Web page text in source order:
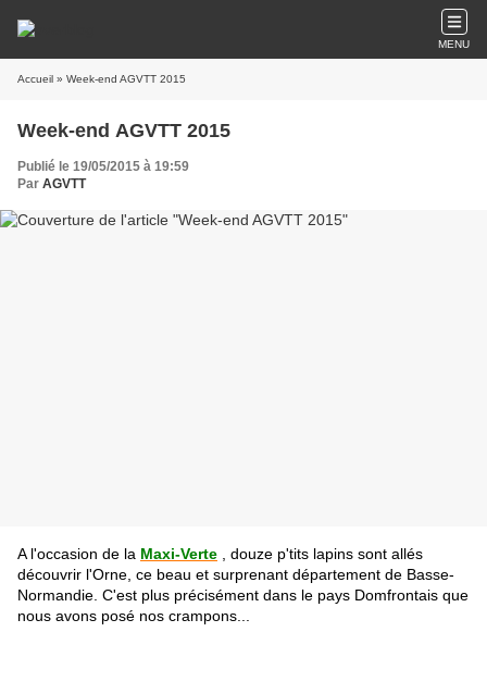
MENU
Accueil » Week-end AGVTT 2015
Week-end AGVTT 2015
Publié le 19/05/2015 à 19:59
Par AGVTT
A l'occasion de la Maxi-Verte , douze p'tits lapins sont allés
découvrir l'Orne, ce beau et surprenant département de Basse-
Normandie. C'est plus précisément dans le pays Domfrontais que
nous avons posé nos crampons...